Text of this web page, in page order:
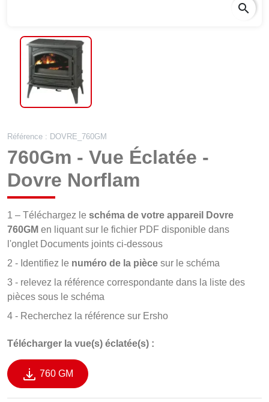
search
Référence : DOVRE_760GM
760Gm - Vue Éclatée -
Dovre Norflam
1 – Téléchargez le schéma de votre appareil Dovre
760GM en liquant sur le fichier PDF disponible dans
l'onglet Documents joints ci-dessous
2 - Identifiez le numéro de la pièce sur le schéma
3 - relevez la référence correspondante dans la liste des
pièces sous le schéma
4 - Recherchez la référence sur Ersho
Télécharger la vue(s) éclatée(s) :
760 GM